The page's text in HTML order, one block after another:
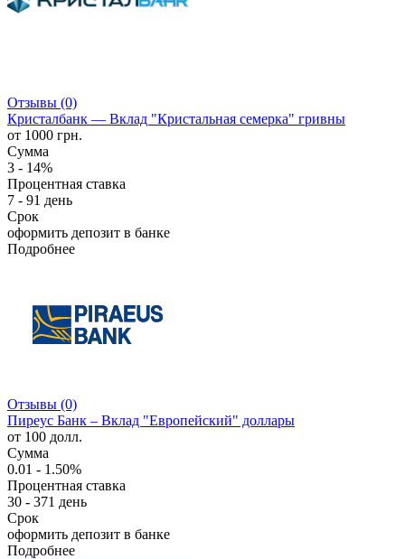
Отзывы (0)
Кристалбанк — Вклад "Кристальная семерка" гривны
от 1000 грн.
Сумма
3 - 14%
Процентная ставка
7 - 91 день
Срок
оформить депозит в банке
Подробнее
Отзывы (0)
Пиреус Банк – Вклад "Европейский" доллары
от 100 долл.
Сумма
0.01 - 1.50%
Процентная ставка
30 - 371 день
Срок
оформить депозит в банке
Подробнее